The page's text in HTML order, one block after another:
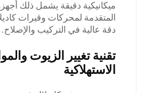
ميكانيكية دقيقة يشمل ذلك
المتقدمة لمحركات وقيرات
دقة عالية في التركيب والإصلاح.
تقنية تغيير الزيوت
الاستهلاكية